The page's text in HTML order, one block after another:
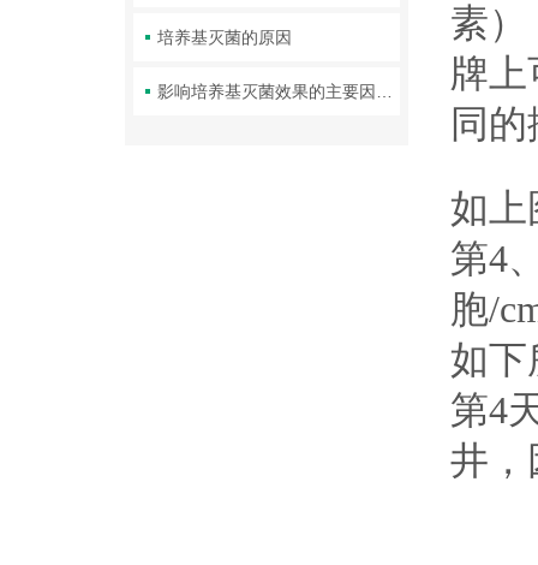
培养基灭菌的原因
素）
牌
同
如上
第4
胞/
如下
第4
井，